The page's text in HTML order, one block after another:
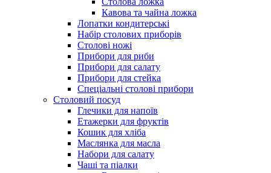
Кавова та чайна ложка
Лопатки кондитерські
Набір столових приборів
Столові ножі
Прибори для риби
Прибори для салату
Прибори для стейка
Спеціальні столові прибори
Столовий посуд
Глечики для напоїв
Етажерки для фруктів
Кошик для хліба
Маслянка для масла
Набори для салату
Чаші та піалки